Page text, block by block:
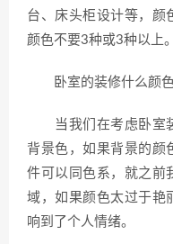
台、床头柜设计等，颜
颜色不要3种或3种以上。
卧室的装修什么颜色
当我们在考虑卧室装
背景色，如果背景的颜
件可以同色系，就之前
域，如果颜色太过于艳
响到了个人情绪。